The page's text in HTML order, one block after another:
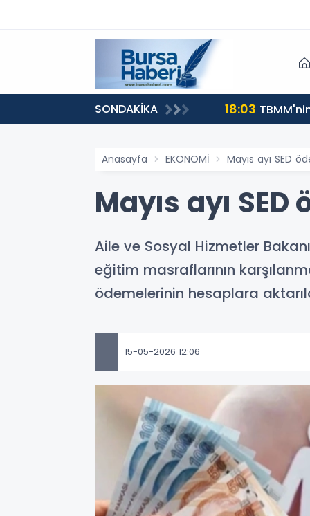
SONDAKİKA 18:03
Anasayfa EKONOMİ Mayıs ayı SED
Mayıs ayı
Aile ve Sosyal Hizmetler
eğitim masraflarının
ödemelerinin hesaplara
15-05-2026 12:06